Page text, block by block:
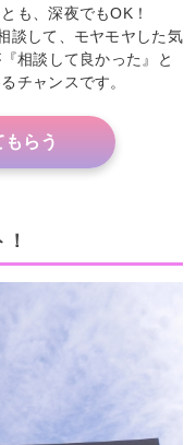
も、深夜でもOK！
談して、モヤモヤした気
相談して良かった』と
チャンスです。
らう